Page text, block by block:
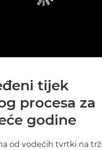
tijek
procesa za
godine
od vodećih tvrtki na